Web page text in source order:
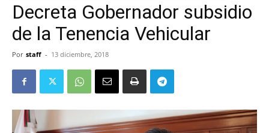
Decreta Gobernador subsidio
de la Tenencia Vehicular
Por staff - 13 diciembre, 2018